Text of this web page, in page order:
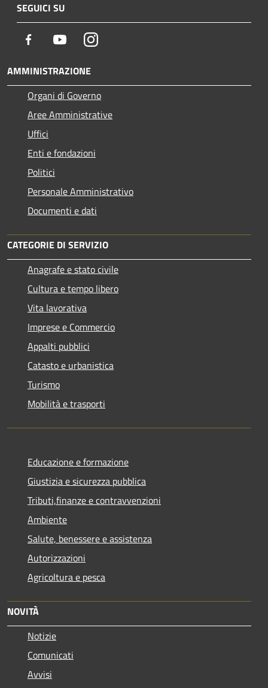
SEGUICI SU
Facebook YoutubeInstagram
AMMINISTRAZIONE
Organi di Governo
Aree Amministrative
Uffici
Enti e fondazioni
Politici
Personale Amministrativo
Documenti e dati
CATEGORIE DI SERVIZIO
Anagrafe e stato civile
Cultura e tempo libero
Vita lavorativa
Imprese e Commercio
Appalti pubblici
Catasto e urbanistica
Turismo
Mobilità e trasporti
Educazione e formazione
Giustizia e sicurezza pubblica
Tributi,finanze e contravvenzioni
Ambiente
Salute, benessere e assistenza
Autorizzazioni
Agricoltura e pesca
NOVITÀ
Notizie
Comunicati
Avvisi